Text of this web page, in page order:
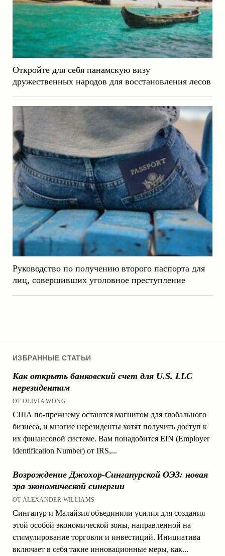
ИЗБРАННЫЕ СТАТЬИ
Как открыть банковский счет для U.S. LLC
нерезидентам
ОТ OLIVIA WONG
США по-прежнему остаются магнитом для глобального
бизнеса, и многие нерезиденты хотят получить доступ к
их финансовой системе. Вам понадобится EIN (Employer
Identification Number) от IRS,...
Возрождение Джохор-Сингапурской ОЭЗ: новая
эра экономической синергии
ОТ ALEXANDER WILLIAMS
Сингапур и Малайзия объединили усилия для создания
этой особой экономической зоны, направленной на
стимулирование торговли и инвестиций. Инициатива
включает в себя такие инновационные меры, как...
Откройте для себя панамскую визу
дружественных народов для восстановления лесов
Руководство по получению второго паспорта для
лиц, совершивших уголовное преступление